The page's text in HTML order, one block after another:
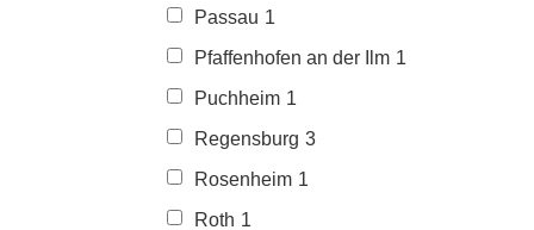
Passau 1
Pfaffenhofen an der Ilm 1
Puchheim 1
Regensburg 3
Rosenheim 1
Roth 1